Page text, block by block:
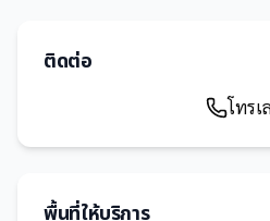
ติดต่อ
โทรเ
พื้นที่ให้บริการ